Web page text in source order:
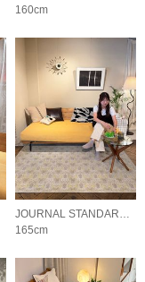
160cm
JOURNAL STANDARD FURNITURE
165cm